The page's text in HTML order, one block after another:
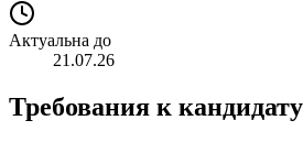
Актуальна до
21.07.26
Требования к кандидату